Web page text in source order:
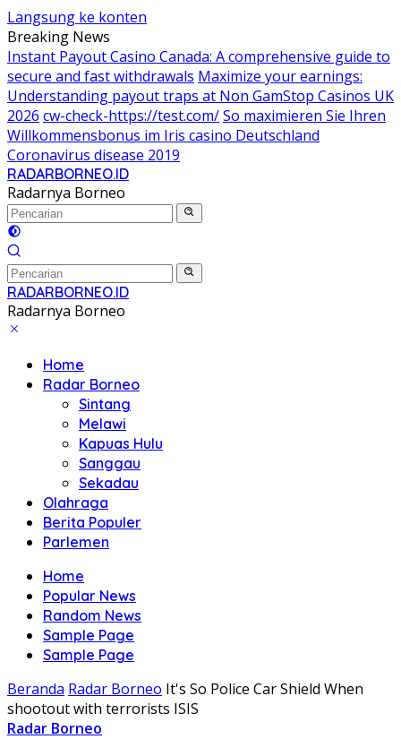
Langsung ke konten
Breaking News
Instant Payout Casino Canada: A comprehensive guide to
secure and fast withdrawals Maximize your earnings:
Understanding payout traps at Non GamStop Casinos UK
2026 cw-check-https://test.com/So maximieren Sie Ihren
Willkommensbonus im Iris casino Deutschland
Coronavirus disease 2019
RADARBORNEO.ID
Radarnya Borneo
RADARBORNEO.ID
Radarnya Borneo
Home
Radar Borneo
Sintang
Melawi
Kapuas Hulu
Sanggau
Sekadau
Olahraga
Berita Populer
Parlemen
Home
Popular News
Random News
Sample Page
Sample Page
Beranda Radar Borneo It's So Police Car Shield When
shootout with terrorists ISIS
Radar Borneo